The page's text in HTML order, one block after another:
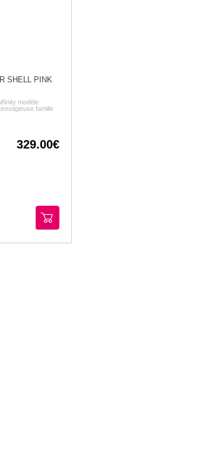
SHELL PINK
modèle
famille
329.00